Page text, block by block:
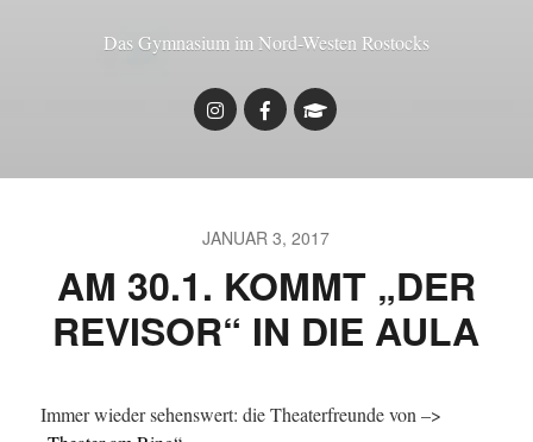
Das Gymnasium im Nord-Westen Rostocks
JANUAR 3, 2017
AM 30.1. KOMMT „DER
REVISOR“ IN DIE AULA
Immer wieder sehenswert: die Theaterfreunde von –>